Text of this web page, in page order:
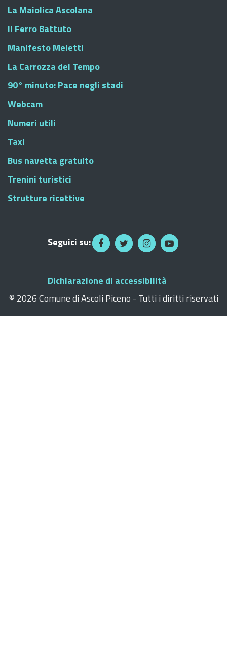
La Maiolica Ascolana
Il Ferro Battuto
Manifesto Meletti
La Carrozza del Tempo
90° minuto: Pace negli stadi
Webcam
Numeri utili
Taxi
Bus navetta gratuito
Trenini turistici
Strutture ricettive
Seguici su:
Dichiarazione di accessibilità
© 2026 Comune di Ascoli Piceno - Tutti i diritti riservati